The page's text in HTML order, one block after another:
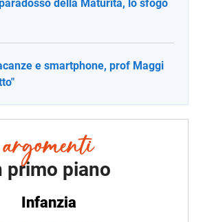
della Maturità, lo sfogo
e smartphone, prof Maggi
primo piano
Infanzia